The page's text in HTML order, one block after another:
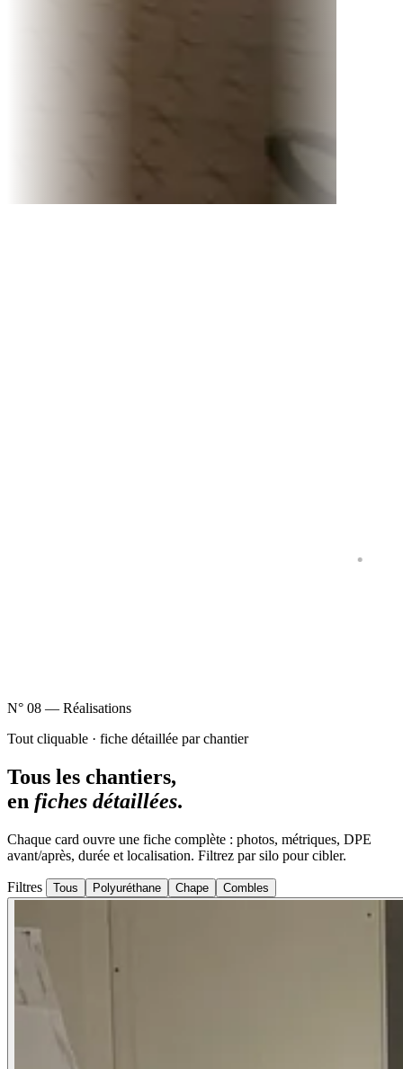
N° 08 — Réalisations
Tout cliquable · fiche détaillée par chantier
Tous les chantiers,
en fiches détaillées.
Chaque card ouvre une fiche complète : photos, métriques, DPE
avant/après, durée et localisation. Filtrez par silo pour cibler.
Filtres Tous Polyuréthane Chape Combles